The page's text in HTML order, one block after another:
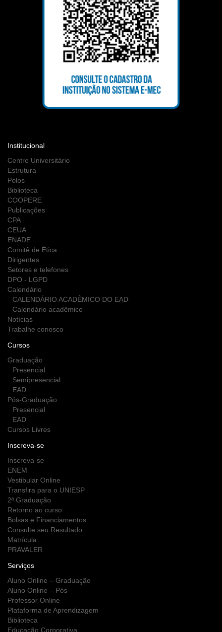
Institucional
Centro Universitário
Estrutura
Polos
Biblioteca
COOPERE
Publicações
CPA
CEUA
ENADE
Comitê de Ética
Dirigentes
Setores e telefones
DPO - LGPD
Calendário
CALENDÁRIO ACADÊMICO DO EAD
Calendário acadêmico
Notícias
Trabalhe conosco
Cursos
Graduação
Presencial
Semipresencial
EAD
Pós-Graduação
Presencial
EAD
Cursos Livres
Inscreva-se
Inscreva-se
ENEM
Vestibular Online
Transfira para o UNIESP
2ª Graduação
Retorno ao curso
Bolsas e Financiamentos
Consulte seu Resultado
Matrícula
PRAVALER
Serviços
Aluno Online – Graduação
Aluno Online – Pós
Professor Online
Plataforma de Aprendizagem
Biblioteca
Educação Corporativa